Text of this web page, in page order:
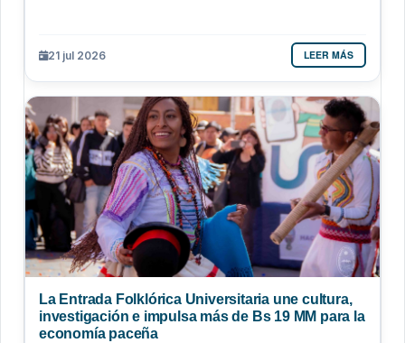
21 jul 2026 LEER MÁS
La Entrada Folklórica Universitaria une cultura,
investigación e impulsa más de Bs 19 MM para la
economía paceña